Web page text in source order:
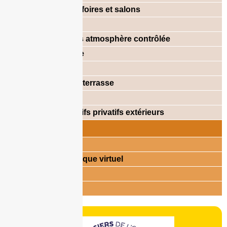
Participation à des foires et salons
Marchandises sous atmosphère contrôlée
Protection juridique
Aménagements en terrasse
Equipements sportifs privatifs extérieurs
Coffre fort électronique virtuel